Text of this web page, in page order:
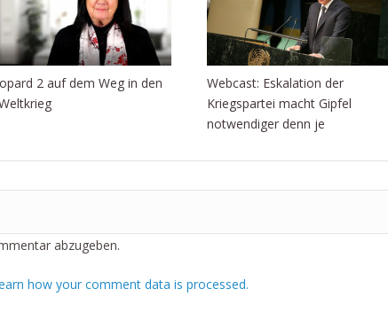
2 auf dem Weg in den
Webcast: Eskalation der
Kriegspartei macht Gipfel
notwendiger denn je
abzugeben.
how your comment data is processed.